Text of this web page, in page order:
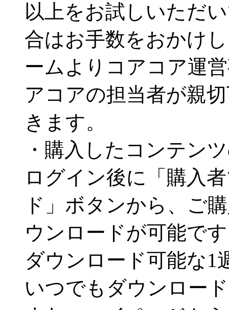
以上をお試しいただ
合はお手数をおかけ
ームよりコアコア運
アコアの担当者が親
きます。
・購入したコンテン
ログイン後に「購入
ド」ボタンから、ご
ウンロードが可能で
ダウンロード可能な1
いつでもダウンロー